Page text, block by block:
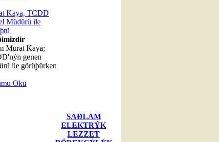
Kaya, TCDD
Müdürü ile
Murat Kaya;
genen
ile görüþürken
Oku
SAÐLAM
ELEKTRÝK
LEZZET